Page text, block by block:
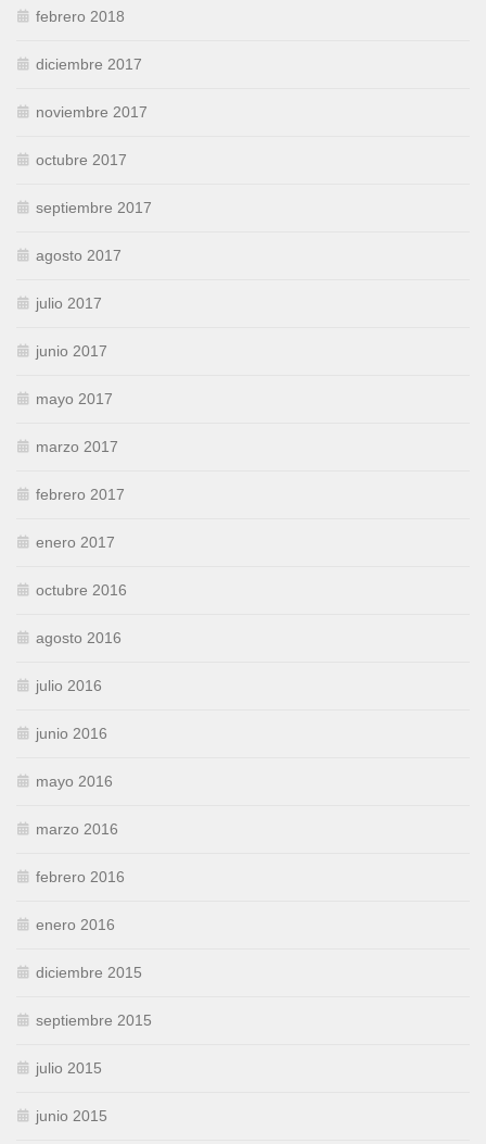
febrero 2018
diciembre 2017
noviembre 2017
octubre 2017
septiembre 2017
agosto 2017
julio 2017
junio 2017
mayo 2017
marzo 2017
febrero 2017
enero 2017
octubre 2016
agosto 2016
julio 2016
junio 2016
mayo 2016
marzo 2016
febrero 2016
enero 2016
diciembre 2015
septiembre 2015
julio 2015
junio 2015